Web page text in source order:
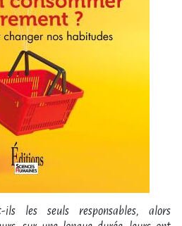
ils les seuls responsables, alors